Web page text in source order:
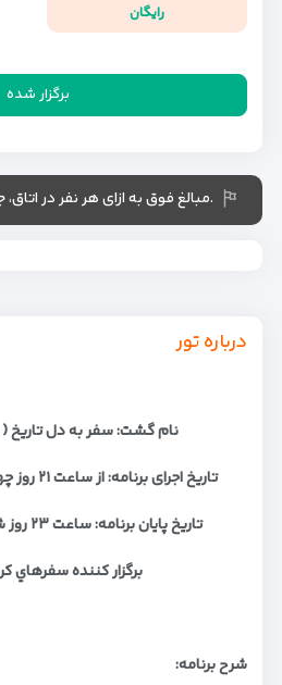
رایگان
برگزار شده
.مبالغ فوق به ازای هر نفر در
درباره تور
نام گشت: سفر به دل
تاریخ اجرای برنامه: از ساعت۲۱روز
تاریخ پایان برنامه: ساعت۲۳
برگزار كننده سفرهاي
شرح برنامه: